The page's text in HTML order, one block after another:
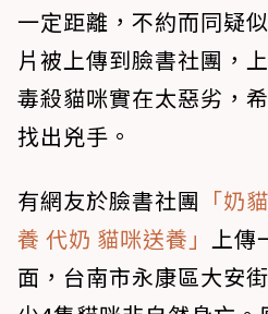
一定距離，不約而同疑
片被上傳到臉書社團，
毒殺貓咪實在太惡劣，
找出兇手。
有網友於臉書社團 「奶
養 代奶 貓咪送養」
上
面，台南市永康區大安